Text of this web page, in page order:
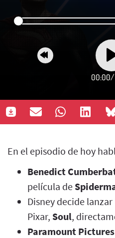
00:00/
En el episodio de hoy
Benedict
película de
Disney decide
Pixar, Soul,
Paramount Pictures